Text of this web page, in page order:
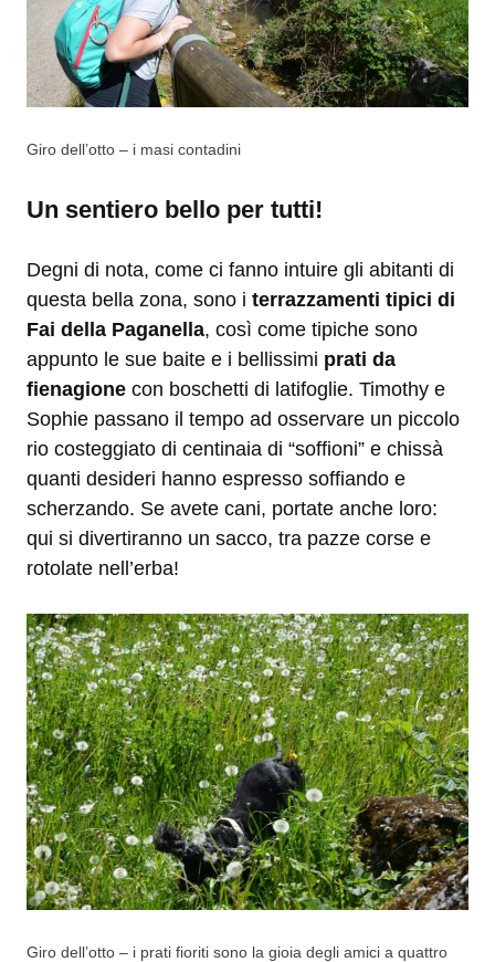
Giro dell’otto – i masi contadini
Un sentiero bello per tutti!
Degni di nota, come ci fanno intuire gli abitanti di
questa bella zona, sono i terrazzamenti tipici di
Fai della Paganella, così come tipiche sono
appunto le sue baite e i bellissimi prati da
fienagione con boschetti di latifoglie. Timothy e
Sophie passano il tempo ad osservare un piccolo
rio costeggiato di centinaia di “soffioni” e chissà
quanti desideri hanno espresso soffiando e
scherzando. Se avete cani, portate anche loro:
qui si divertiranno un sacco, tra pazze corse e
rotolate nell’erba!
Giro dell’otto – i prati fioriti sono la gioia degli amici a quattro